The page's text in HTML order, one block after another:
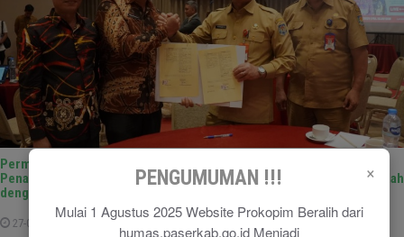
×
PENGUMUMAN !!!
Mulai 1 Agustus 2025 Website Prokopim Beralih dari
humas.paserkab.go.id Menjadi
Permudah Pelayanan Masyarakat, Pemkab Paser Lakukan
Penandatanganan Pernyataan komitmen penerapan Aplikasi Puja Indah
dengan Kepala BSKDN Kemendagri
27-08-2024